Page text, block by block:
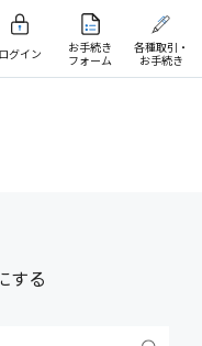
ログイン
お手続き
フォーム
各種取引・
お手続き
する